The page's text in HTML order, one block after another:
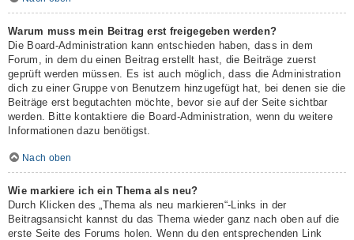
Warum muss mein Beitrag erst freigegeben werden?
Die Board-Administration kann entschieden haben, dass in dem
Forum, in dem du einen Beitrag erstellt hast, die Beiträge zuerst
geprüft werden müssen. Es ist auch möglich, dass die Administration
dich zu einer Gruppe von Benutzern hinzugefügt hat, bei denen sie die
Beiträge erst begutachten möchte, bevor sie auf der Seite sichtbar
werden. Bitte kontaktiere die Board-Administration, wenn du weitere
Informationen dazu benötigst.
Nach oben
Wie markiere ich ein Thema als neu?
Durch Klicken des „Thema als neu markieren“-Links in der
Beitragsansicht kannst du das Thema wieder ganz nach oben auf die
erste Seite des Forums holen. Wenn du den entsprechenden Link